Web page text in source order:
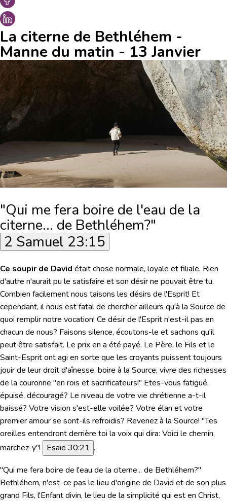
La citerne de Bethléhem -
Manne du matin - 13 Janvier
"Qui me fera boire de l'eau de la
citerne... de Bethléhem?"
2 Samuel 23:15
Ce soupir de David était chose normale, loyale et filiale. Rien
d'autre n'aurait pu le satisfaire et son désir ne pouvait être tu.
Combien facilement nous taisons les désirs de l'Esprit! Et
cependant, il nous est fatal de chercher ailleurs qu'à la Source de
quoi remplir notre vocation! Ce désir de l'Esprit n'est-il pas en
chacun de nous? Faisons silence, écoutons-le et sachons qu'il
peut être satisfait. Le prix en a été payé. Le Père, le Fils et le
Saint-Esprit ont agi en sorte que les croyants puissent toujours
jouir de leur droit d'aînesse, boire à la Source, vivre des richesses
de la couronne "en rois et sacrificateurs!" Etes-vous fatigué,
épuisé, découragé? Le niveau de votre vie chrétienne a-t-il
baissé? Votre vision s'est-elle voilée? Votre élan et votre
premier amour se sont-ils refroidis? Revenez à la Source! "Tes
oreilles entendront derrière toi la voix qui dira: Voici le chemin,
marchez-y"!
Esaie 30:21 .
"Qui me fera boire de l'eau de la citerne... de Bethléhem?"
Bethléhem, n'est-ce pas le lieu d'origine de David et de son plus
grand Fils, l'Enfant divin, le lieu de la simplicité qui est en Christ,